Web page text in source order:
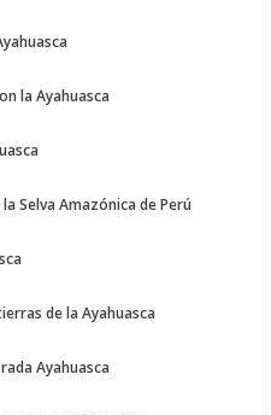
la Ayahuasca
Selva Amazónica de Perú
de la Ayahuasca
Ayahuasca